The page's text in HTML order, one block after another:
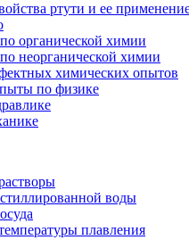
ртути и ее
органической химии
неорганической химии
химических опытов
по физике
воды
плавления